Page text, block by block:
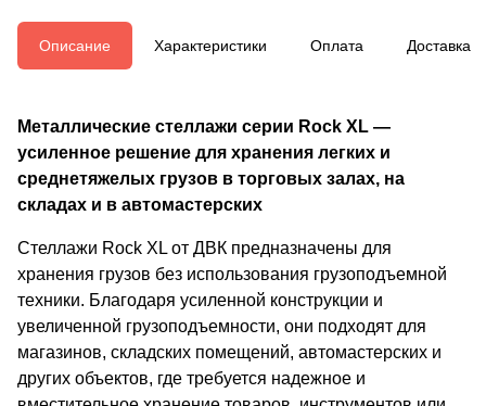
Описание Характеристики Оплата Доставка
Металлические стеллажи серии Rock XL —
усиленное решение для хранения легких и
среднетяжелых грузов в торговых залах, на
складах и в автомастерских
Стеллажи Rock XL от ДВК предназначены для
хранения грузов без использования грузоподъемной
техники. Благодаря усиленной конструкции и
увеличенной грузоподъемности, они подходят для
магазинов, складских помещений, автомастерских и
других объектов, где требуется надежное и